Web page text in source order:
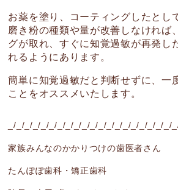
お薬を塗り、コーティングしたとし
磨き粉の種類や量が改善しなければ
グが取れ、すぐに知覚過敏が再発し
れるようにあります。
簡単に知覚過敏だと判断せずに、一
ことをオススメいたします。
_/_/_/_/_/_/_/_/_/_/_/_/_/_/_/_/_/_/_/_/
家族みんなのかかりつけの歯医者さん
たんぽぽ歯科・矯正歯科